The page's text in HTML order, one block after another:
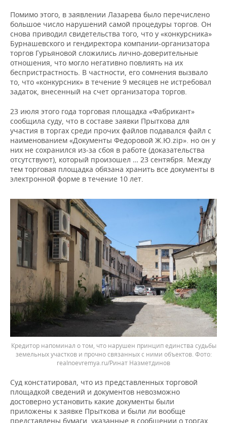
Помимо этого, в заявлении Лазарева было перечислено
большое число нарушений самой процедуры торгов. Он
снова приводил свидетельства того, что у «конкурсника»
Бурнашевского и гендиректора компании-организатора
торгов Гурьяновой сложились лично-доверительные
отношения, что могло негативно повлиять на их
беспристрастность. В частности, его сомнения вызвало
то, что «конкурсник» в течение 9 месяцев не истребовал
задаток, внесенный на счет организатора торгов.
23 июля этого года торговая площадка «Фабрикант»
сообщила суду, что в составе заявки Прыткова для
участия в торгах среди прочих файлов подавался файл с
наименованием «Документы Федоровой Ж.Ю.zip». но он у
них не сохранился из-за сбоя в работе (доказательства
отсутствуют), который произошел … 23 сентября. Между
тем торговая площадка обязана хранить все документы в
электронной форме в течение 10 лет.
Кредитор напоминал о том, что нарушен принцип единства судьбы
земельных участков и прочно связанных с ними объектов.
realnoevremya.ru/Ринат Назметдинов
Суд констатировал, что из представленных торговой
площадкой сведений и документов невозможно
достоверно установить какие документы были
приложены к заявке Прыткова и были ли вообще
представлены бумаги, указанные в сообщении о торгах.